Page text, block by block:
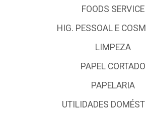
FOODS SERVICE
HIG. PESSOAL E
LIMPEZA
PAPEL CORTADO
PAPELARIA
UTILIDADES